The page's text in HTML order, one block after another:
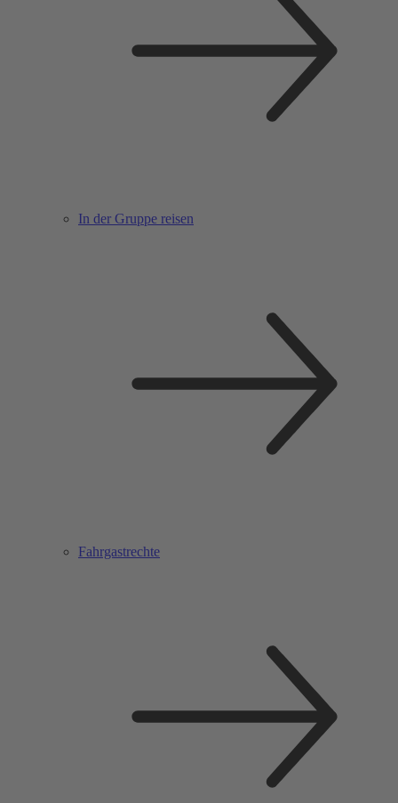
In der Gruppe reisen
Fahrgastrechte